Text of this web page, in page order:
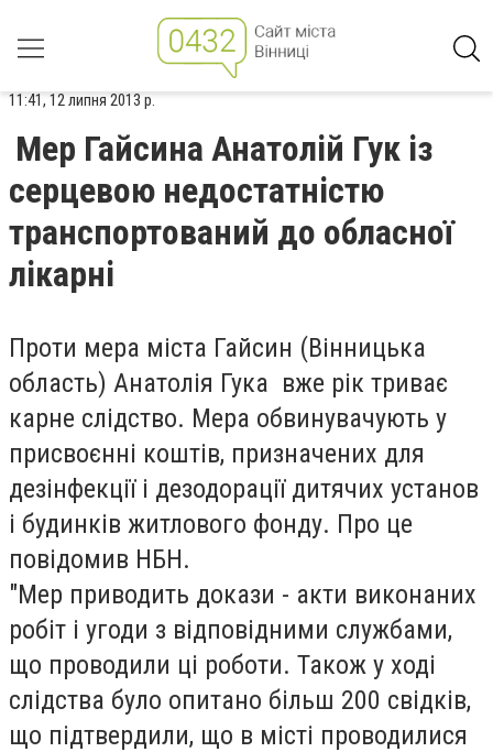
11:41, 12 липня 2013 р.
Мер Гайсина Анатолій Гук із
серцевою недостатністю
транспортований до обласної
лікарні
Проти мера міста Гайсин (Вінницька
область) Анатолія Гука вже рік триває
карне слідство. Мера обвинувачують у
присвоєнні коштів, призначених для
дезінфекції і дезодорації дитячих установ
і будинків житлового фонду. Про це
повідомив НБН.
"Мер приводить докази - акти виконаних
робіт і угоди з відповідними службами,
що проводили ці роботи. Також у ході
слідства було опитано більш 200 свідків,
що підтвердили, що в місті проводилися